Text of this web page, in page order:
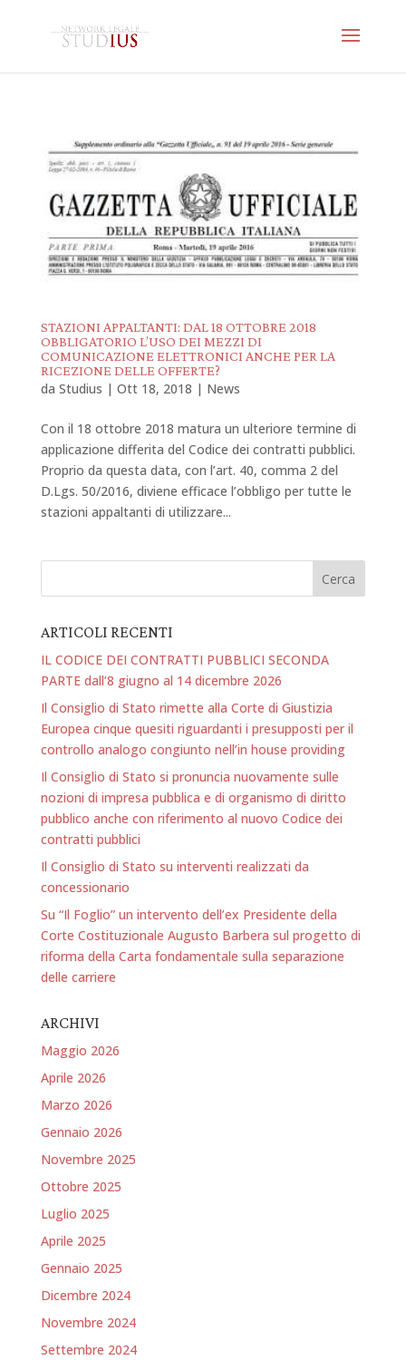
STAZIONI APPALTANTI: DAL 18 OTTOBRE 2018
OBBLIGATORIO L’USO DEI MEZZI DI
COMUNICAZIONE ELETTRONICI ANCHE PER LA
RICEZIONE DELLE OFFERTE?
da Studius | Ott 18, 2018 | News
Con il 18 ottobre 2018 matura un ulteriore termine di
applicazione differita del Codice dei contratti pubblici.
Proprio da questa data, con l’art. 40, comma 2 del
D.Lgs. 50/2016, diviene efficace l’obbligo per tutte le
stazioni appaltanti di utilizzare...
ARTICOLI RECENTI
IL CODICE DEI CONTRATTI PUBBLICI SECONDA
PARTE dall’8 giugno al 14 dicembre 2026
Il Consiglio di Stato rimette alla Corte di Giustizia
Europea cinque quesiti riguardanti i presupposti per il
controllo analogo congiunto nell’in house providing
Il Consiglio di Stato si pronuncia nuovamente sulle
nozioni di impresa pubblica e di organismo di diritto
pubblico anche con riferimento al nuovo Codice dei
contratti pubblici
Il Consiglio di Stato su interventi realizzati da
concessionario
Su “Il Foglio” un intervento dell’ex Presidente della
Corte Costituzionale Augusto Barbera sul progetto di
riforma della Carta fondamentale sulla separazione
delle carriere
ARCHIVI
Maggio 2026
Aprile 2026
Marzo 2026
Gennaio 2026
Novembre 2025
Ottobre 2025
Luglio 2025
Aprile 2025
Gennaio 2025
Dicembre 2024
Novembre 2024
Settembre 2024